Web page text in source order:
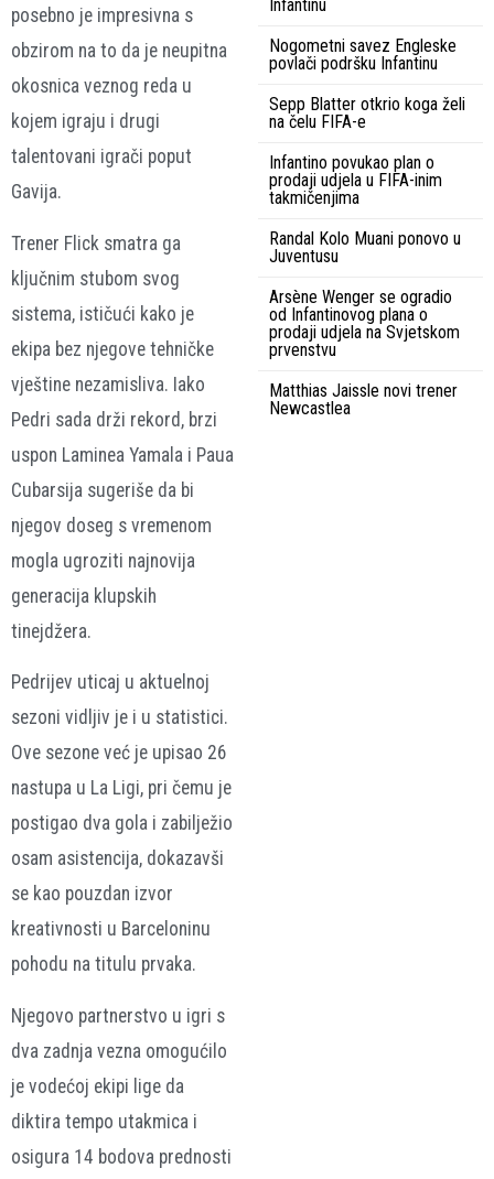
posebno je impresivna s
obzirom na to da je neupitna
okosnica veznog reda u
kojem igraju i drugi
talentovani igrači poput
Gavija.
Trener Flick smatra ga
ključnim stubom svog
sistema, ističući kako je
ekipa bez njegove tehničke
vještine nezamisliva. Iako
Pedri sada drži rekord, brzi
uspon Laminea Yamala i Paua
Cubarsija sugeriše da bi
njegov doseg s vremenom
mogla ugroziti najnovija
generacija klupskih
tinejdžera.
Pedrijev uticaj u aktuelnoj
sezoni vidljiv je i u statistici.
Ove sezone već je upisao 26
nastupa u La Ligi, pri čemu je
postigao dva gola i zabilježio
osam asistencija, dokazavši
se kao pouzdan izvor
kreativnosti u Barceloninu
pohodu na titulu prvaka.
Njegovo partnerstvo u igri s
dva zadnja vezna omogućilo
je vodećoj ekipi lige da
diktira tempo utakmica i
osigura 14 bodova prednosti
Infantinu
Nogometni savez Engleske
povlači podršku Infantinu
Sepp Blatter otkrio koga želi
na čelu FIFA-e
Infantino povukao plan o
prodaji udjela u FIFA-inim
takmičenjima
Randal Kolo Muani ponovo u
Juventusu
Arsène Wenger se ogradio
od Infantinovog plana o
prodaji udjela na Svjetskom
prvenstvu
Matthias Jaissle novi trener
Newcastlea